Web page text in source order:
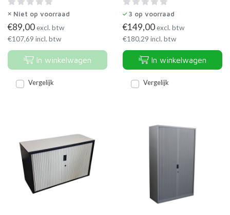
Niet op voorraad
€89,00excl. btw
€107,69 incl. btw
In winkelwagen
Vergelijk
3 op voorraad
€149,00excl. btw
€180,29 incl. btw
In winkelwagen
Vergelijk